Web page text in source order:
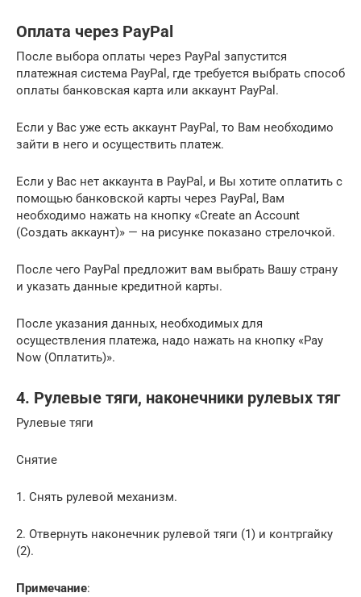
Оплата через PayPal
После выбора оплаты через PayPal запустится
платежная система PayPal, где требуется выбрать способ
оплаты банковская карта или аккаунт PayPal.
Если у Вас уже есть аккаунт PayPal, то Вам необходимо
зайти в него и осуществить платеж.
Если у Вас нет аккаунта в PayPal, и Вы хотите оплатить с
помощью банковской карты через PayPal, Вам
необходимо нажать на кнопку «Create an Account
(Создать аккаунт)» — на рисунке показано стрелочкой.
После чего PayPal предложит вам выбрать Вашу страну
и указать данные кредитной карты.
После указания данных, необходимых для
осуществления платежа, надо нажать на кнопку «Pay
Now (Оплатить)».
4. Рулевые тяги, наконечники рулевых тяг
Рулевые тяги
Снятие
1. Снять рулевой механизм.
2. Отвернуть наконечник рулевой тяги (1) и контргайку
(2).
Примечание: